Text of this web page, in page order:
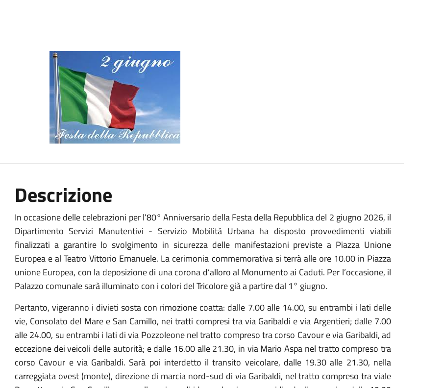
Descrizione
In occasione delle celebrazioni per l’80° Anniversario della Festa della Repubblica del 2 giugno 2026, il
Dipartimento Servizi Manutentivi - Servizio Mobilità Urbana ha disposto provvedimenti viabili
finalizzati a garantire lo svolgimento in sicurezza delle manifestazioni previste a Piazza Unione
Europea e al Teatro Vittorio Emanuele. La cerimonia commemorativa si terrà alle ore 10.00 in Piazza
unione Europea, con la deposizione di una corona d’alloro al Monumento ai Caduti. Per l’occasione, il
Palazzo comunale sarà illuminato con i colori del Tricolore già a partire dal 1° giugno.
Pertanto, vigeranno i divieti sosta con rimozione coatta: dalle 7.00 alle 14.00, su entrambi i lati delle
vie, Consolato del Mare e San Camillo, nei tratti compresi tra via Garibaldi e via Argentieri; dalle 7.00
alle 24.00, su entrambi i lati di via Pozzoleone nel tratto compreso tra corso Cavour e via Garibaldi, ad
eccezione dei veicoli delle autorità; e dalle 16.00 alle 21.30, in via Mario Aspa nel tratto compreso tra
corso Cavour e via Garibaldi. Sarà poi interdetto il transito veicolare, dalle 19.30 alle 21.30, nella
carreggiata ovest (monte), direzione di marcia nord-sud di via Garibaldi, nel tratto compreso tra viale